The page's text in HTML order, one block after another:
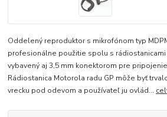
Oddelený reproduktor s mikrofónom typ
profesionálne použitie spolu s rádiostanicami
vybavený aj 3,5 mm konektorom pre
Rádiostanica Motorola radu GP môže byť
vrecku pod odevom a používateľ ju ovlád...